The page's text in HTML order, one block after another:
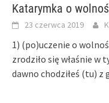
Katarymka o
23 czerwca 2019
1) (po)uczenie o
zrodziło się właśnie w
dawno chodziłeś (tu) z